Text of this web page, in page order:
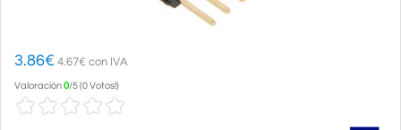
3.86€ 4.67€ con IVA
Valoración0/5(0 Votos!)